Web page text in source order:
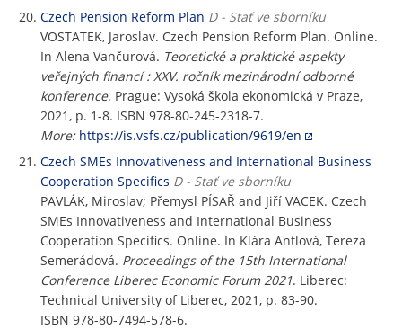
Czech Pension Reform Plan D - Stať ve sborníku
VOSTATEK, Jaroslav. Czech Pension Reform Plan. Online.
In Alena Vančurová. Teoretické a praktické aspekty
veřejných financí : XXV. ročník mezinárodní odborné
konference. Prague: Vysoká škola ekonomická v Praze,
2021, p. 1-8. ISBN 978-80-245-2318-7.
More: https://is.vsfs.cz/publication/9619/en
Czech SMEs Innovativeness and International Business
Cooperation Specifics D - Stať ve sborníku
PAVLÁK, Miroslav; Přemysl PÍSAŘ and Jiří VACEK. Czech
SMEs Innovativeness and International Business
Cooperation Specifics. Online. In Klára Antlová, Tereza
Semerádová. Proceedings of the 15th International
Conference Liberec Economic Forum 2021. Liberec:
Technical University of Liberec, 2021, p. 83-90.
ISBN 978-80-7494-578-6.